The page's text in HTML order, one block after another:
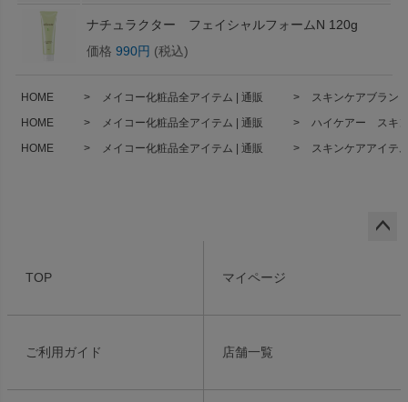
ナチュラクター フェイシャルフォームN 120g
価格 990円 (税込)
HOME メイコー化粧品全アイテム | 通販
スキンケアブラン
HOME
メイコー化粧品全アイテム | 通販
ハイケアー スキ
HOME
メイコー化粧品全アイテム | 通販 スキンケアアイテ
TOP マイページ
ご利用ガイド 店舗一覧